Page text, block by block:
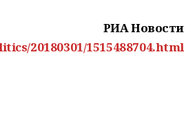
РИА Новости
20180301/1515488704.html